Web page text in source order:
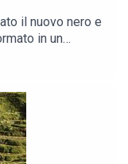
il nuovo nero e
in un
verde,